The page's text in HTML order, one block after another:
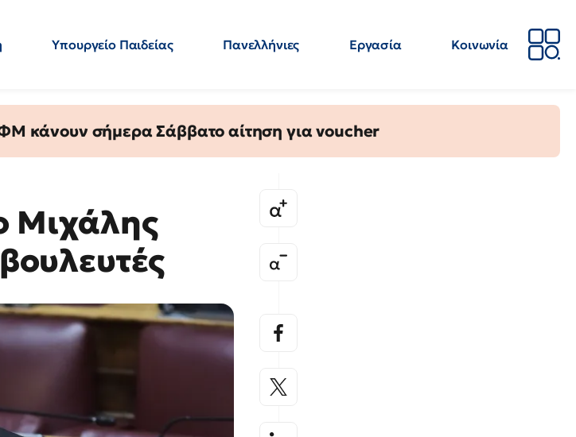
Υπουργείο Παιδείας Πανελλήνιες Εργασία
Κοινωνία
κάνουν σήμερα Σάββατο αίτηση για voucher
Μιχάλης